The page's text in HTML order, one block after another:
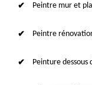
Peintre mur et
Peintre
Peinture dessous